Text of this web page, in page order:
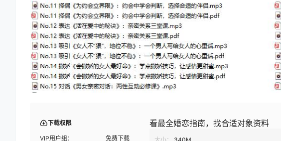
下载权限
VIP用户组： 免费下载
看最全婚恋指南，找合适对象资料